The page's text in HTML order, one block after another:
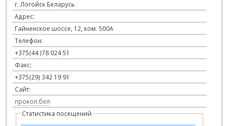
г. Логойск Беларусь
Адрес:
Гайненское шоссе, 12, ком. 500А
Телефон:
+375(44 )78 024 51
Факс:
+375(29) 342 19 91
Сайт:
прокол.бел
Статистика посещений